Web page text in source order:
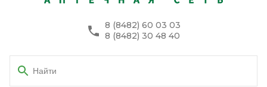
8 (8482) 60 03 03
8 (8482) 30 48 40